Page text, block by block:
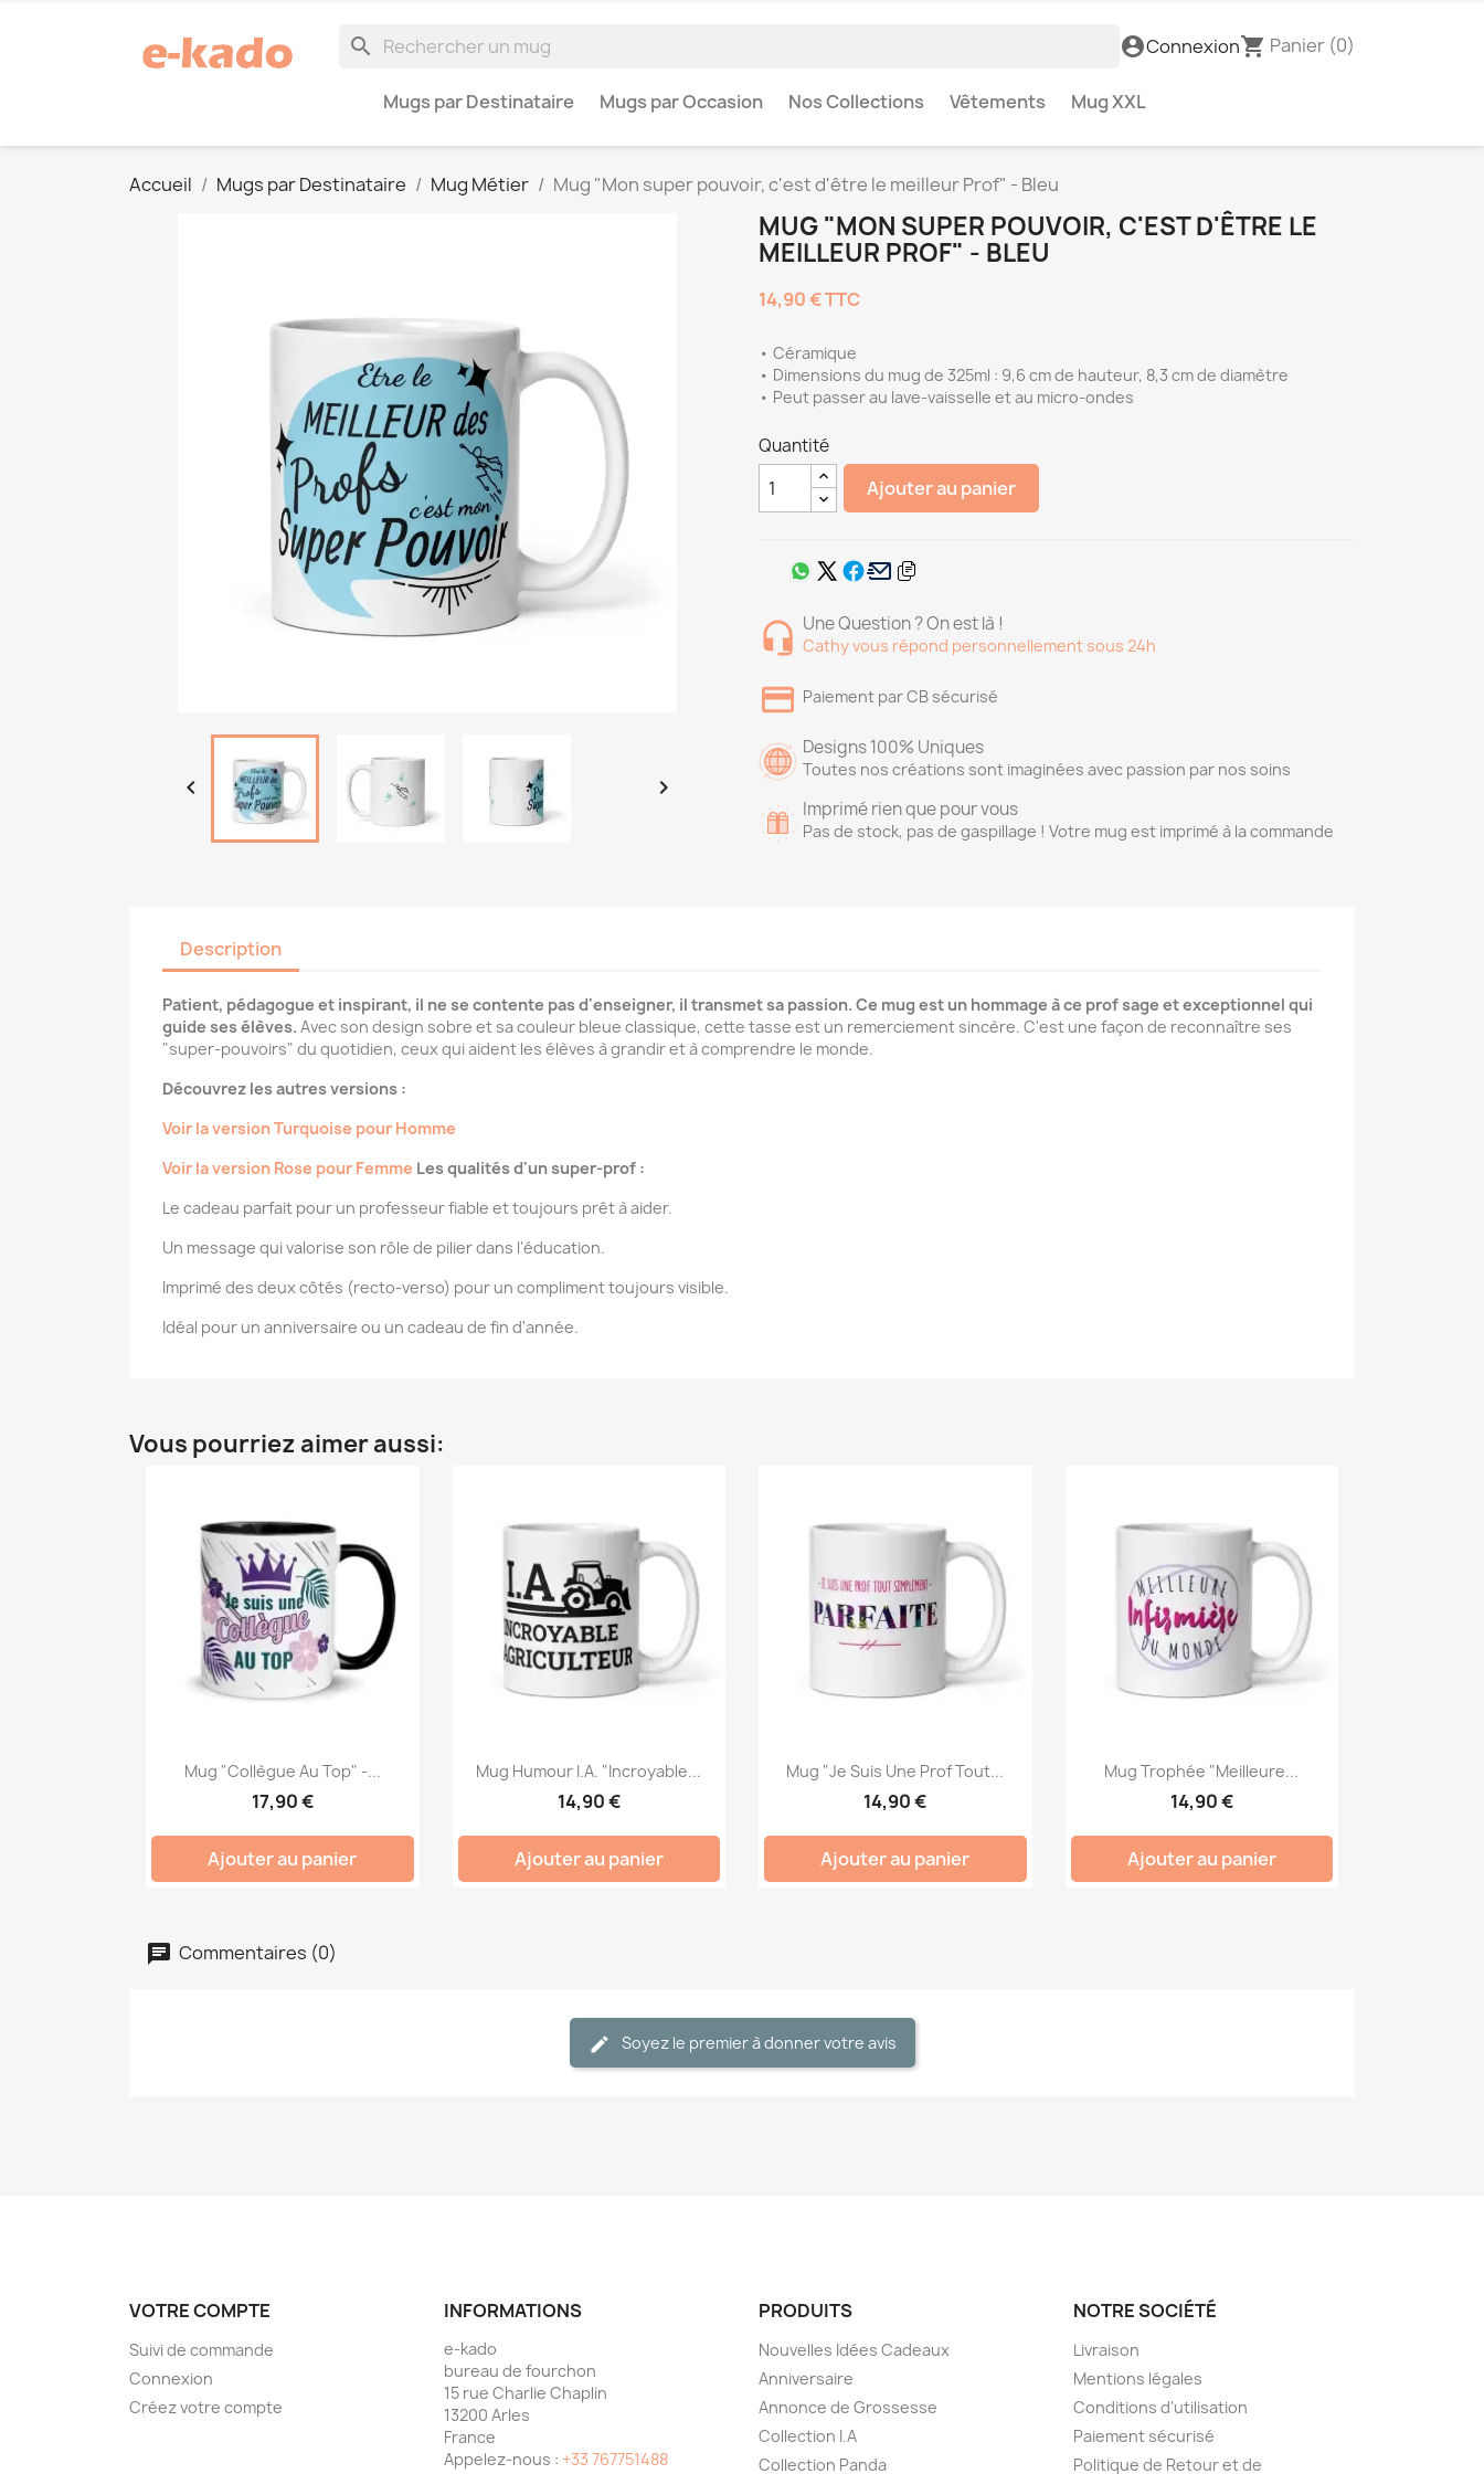
search account_circleConnexionshopping_cart Panier (0)
Mugs par Destinataire Mugs par Occasion Nos Collections Vêtements Mug XXL
Accueil Mugs par Destinataire Mug Métier Mug "Mon super pouvoir, c'est d'être le meilleur Prof" - Bleu
 
MUG "MON SUPER POUVOIR, C'EST D'ÊTRE LE
MEILLEUR PROF" - BLEU
14,90 €TTC
• Céramique
• Dimensions du mug de 325ml : 9,6 cm de hauteur, 8,3 cm de diamètre
• Peut passer au lave-vaisselle et au micro-ondes
Quantité
Ajouter au panier
Une Question ? On est là !
Cathy vous répond personnellement sous 24h
Paiement par CB sécurisé
Designs 100% Uniques
Toutes nos créations sont imaginées avec passion par nos soins
Imprimé rien que pour vous
Pas de stock, pas de gaspillage ! Votre mug est imprimé à la commande
Description
Patient, pédagogue et inspirant, il ne se contente pas d'enseigner, il transmet sa passion. Ce mug est un hommage à ce prof sage et exceptionnel qui
guide ses élèves. Avec son design sobre et sa couleur bleue classique, cette tasse est un remerciement sincère. C'est une façon de reconnaître ses
"super-pouvoirs" du quotidien, ceux qui aident les élèves à grandir et à comprendre le monde.
Découvrez les autres versions :
Voir la version Turquoise pour Homme
Voir la version Rose pour Femme Les qualités d'un super-prof :
Le cadeau parfait pour un professeur fiable et toujours prêt à aider.
Un message qui valorise son rôle de pilier dans l'éducation.
Imprimé des deux côtés (recto-verso) pour un compliment toujours visible.
Idéal pour un anniversaire ou un cadeau de fin d'année.
Vous pourriez aimer aussi:
Mug "Collègue Au Top" -...
17,90 €
Ajouter au panier
Mug Humour I.A. "Incroyable...
14,90 €
Ajouter au panier
Mug "Je Suis Une Prof Tout...
14,90 €
Ajouter au panier
Mug Trophée "Meilleure...
14,90 €
Ajouter au panier
Commentaires (0)
Soyez le premier à donner votre avis
VOTRE COMPTE
Suivi de commande
Connexion
Créez votre compte
INFORMATIONS
e-kado
bureau de fourchon
15 rue Charlie Chaplin
13200 Arles
France
Appelez-nous : +33 767751488
PRODUITS
Nouvelles Idées Cadeaux
Anniversaire
Annonce de Grossesse
Collection I.A
Collection Panda
NOTRE SOCIÉTÉ
Livraison
Mentions légales
Conditions d'utilisation
Paiement sécurisé
Politique de Retour et de